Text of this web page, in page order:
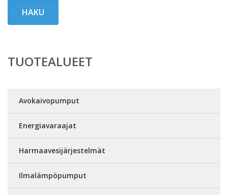
HAKU
TUOTEALUEET
Avokaivopumput
Energiavaraajat
Harmaavesijärjestelmät
Ilmalämpöpumput